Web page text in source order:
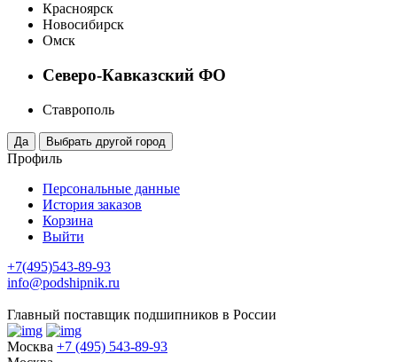
Красноярск
Новосибирск
Омск
Северо-Кавказский ФО
Ставрополь
Профиль
Персональные данные
История заказов
Корзина
Выйти
+7(495)543-89-93
info@podshipnik.ru
Главный поставщик подшипников в России
Москва +7 (495) 543-89-93